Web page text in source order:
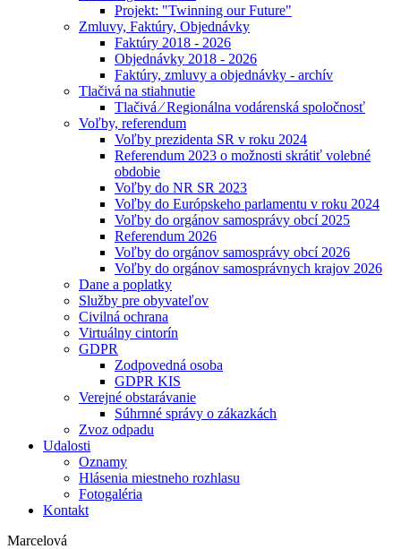
Projekt: "Twinning our Future"
Zmluvy, Faktúry, Objednávky
Faktúry 2018 - 2026
Objednávky 2018 - 2026
Faktúry, zmluvy a objednávky - archív
Tlačivá na stiahnutie
Tlačivá ⁄ Regionálna vodárenská spoločnosť
Voľby, referendum
Voľby prezidenta SR v roku 2024
Referendum 2023 o možnosti skrátiť volebné
obdobie
Voľby do NR SR 2023
Voľby do Európskeho parlamentu v roku 2024
Voľby do orgánov samosprávy obcí 2025
Referendum 2026
Voľby do orgánov samosprávy obcí 2026
Voľby do orgánov samosprávnych krajov 2026
Dane a poplatky
Služby pre obyvateľov
Civilná ochrana
Virtuálny cintorín
GDPR
Zodpovedná osoba
GDPR KIS
Verejné obstarávanie
Súhrnné správy o zákazkách
Zvoz odpadu
Udalosti
Oznamy
Hlásenia miestneho rozhlasu
Fotogaléria
Kontakt
Marcelová